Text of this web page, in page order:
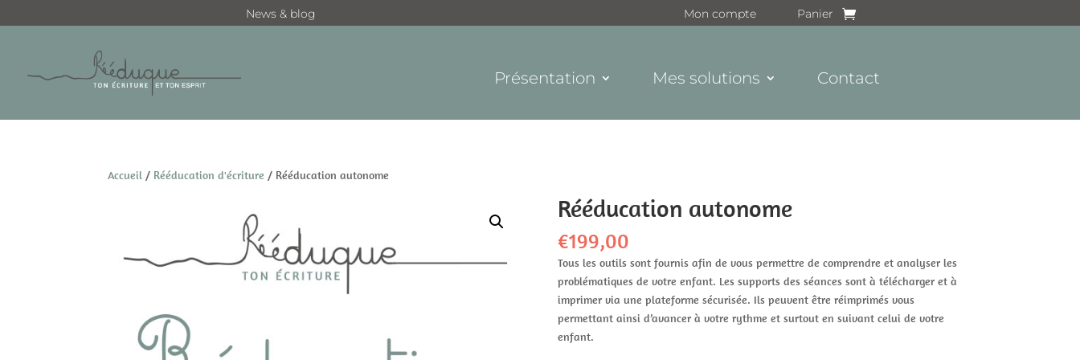
News & blog Mon compte Panier
Présentation Mes solutions Contact
Accueil / Rééducation d'écriture / Rééducation autonome
Rééducation autonome
€199,00
Tous les outils sont fournis afin de vous permettre de comprendre et analyser les
problématiques de votre enfant. Les supports des séances sont à télécharger et à
imprimer via une plateforme sécurisée. Ils peuvent être réimprimés vous
permettant ainsi d’avancer à votre rythme et surtout en suivant celui de votre
enfant.